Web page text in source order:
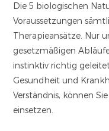
Die 5 biologischen
Voraussetzungen
Therapieansätze. Nur
gesetzmäßigen
instinktiv richtig
Gesundheit und
Verständnis, können
einsetzen.